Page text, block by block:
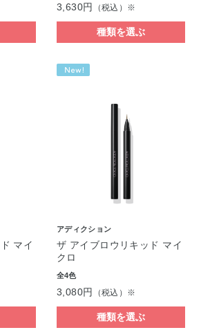
3,630円 （税込）※
種類を選ぶ
マイ
アディクション
ザ アイブロウリキッド マイ
クロ
全4色
3,080円 （税込）※
種類を選ぶ